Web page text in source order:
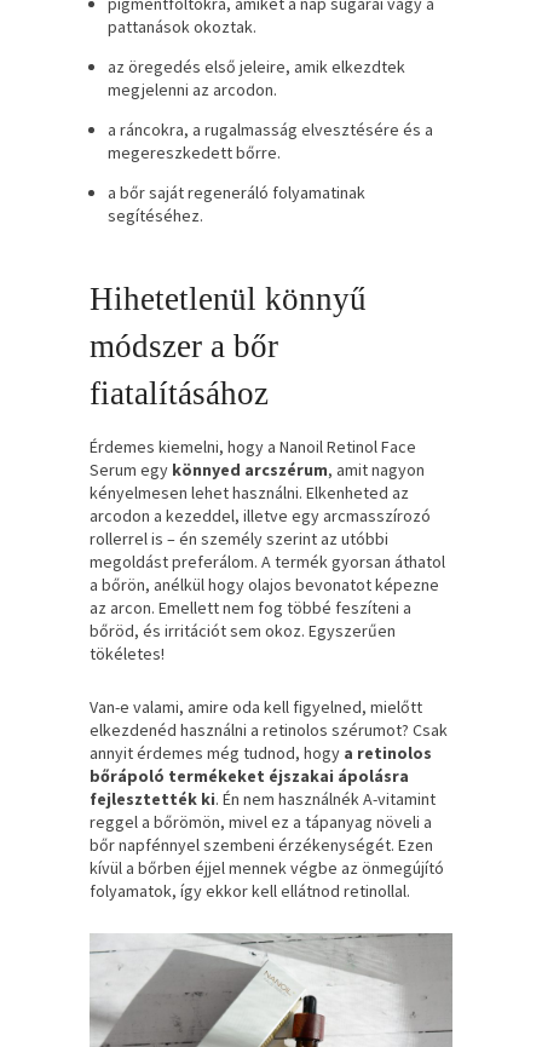
pattanások okoztak.
az öregedés első jeleire, amik elkezdtek
megjelenni az arcodon.
a ráncokra, a rugalmasság elvesztésére és a
megereszkedett bőrre.
a bőr saját regeneráló folyamatinak
segítéséhez.
Hihetetlenül könnyű
módszer a bőr
fiatalításához
Érdemes kiemelni, hogy a Nanoil Retinol Face
Serum egy könnyed arcszérum, amit nagyon
kényelmesen lehet használni. Elkenheted az
arcodon a kezeddel, illetve egy arcmasszírozó
rollerrel is – én személy szerint az utóbbi
megoldást preferálom. A termék gyorsan áthatol
a bőrön, anélkül hogy olajos bevonatot képezne
az arcon. Emellett nem fog többé feszíteni a
bőröd, és irritációt sem okoz. Egyszerűen
tökéletes!
Van-e valami, amire oda kell figyelned, mielőtt
elkezdenéd használni a retinolos szérumot? Csak
annyit érdemes még tudnod, hogy a retinolos
bőrápoló termékeket éjszakai ápolásra
fejlesztették ki. Én nem használnék A-vitamint
reggel a bőrömön, mivel ez a tápanyag növeli a
bőr napfénnyel szembeni érzékenységét. Ezen
kívül a bőrben éjjel mennek végbe az önmegújító
folyamatok, így ekkor kell ellátnod retinollal.